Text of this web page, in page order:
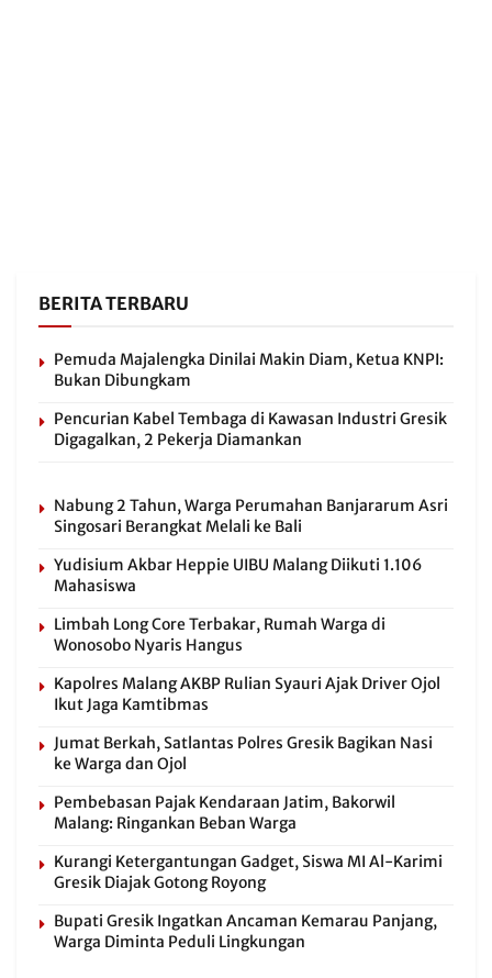
BERITA TERBARU
Pemuda Majalengka Dinilai Makin Diam, Ketua KNPI:
Bukan Dibungkam
Pencurian Kabel Tembaga di Kawasan Industri Gresik
Digagalkan, 2 Pekerja Diamankan
Nabung 2 Tahun, Warga Perumahan Banjararum Asri
Singosari Berangkat Melali ke Bali
Yudisium Akbar Heppie UIBU Malang Diikuti 1.106
Mahasiswa
Limbah Long Core Terbakar, Rumah Warga di
Wonosobo Nyaris Hangus
Kapolres Malang AKBP Rulian Syauri Ajak Driver Ojol
Ikut Jaga Kamtibmas
Jumat Berkah, Satlantas Polres Gresik Bagikan Nasi
ke Warga dan Ojol
Pembebasan Pajak Kendaraan Jatim, Bakorwil
Malang: Ringankan Beban Warga
Kurangi Ketergantungan Gadget, Siswa MI Al-Karimi
Gresik Diajak Gotong Royong
Bupati Gresik Ingatkan Ancaman Kemarau Panjang,
Warga Diminta Peduli Lingkungan